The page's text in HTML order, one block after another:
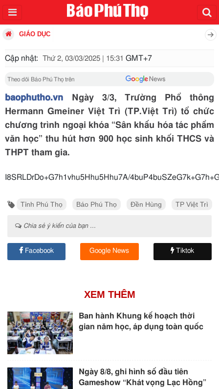
GIÁO DỤC
Cập nhật: Thứ 2, 03/03/2025 | 15:31 GMT+7
Theo dõi Báo Phú Thọ trên
baophutho.vn Ngày 3/3, Trường Phổ thông
Hermann Gmeiner Việt Trì (TP.Việt Trì) tổ chức
chương trình ngoại khóa “Sân khấu hóa tác phẩm
văn học” thu hút hơn 900 học sinh khối THCS và
THPT tham gia.
I8SRLDrDo+G7h1vhu5Hhu5Hhu7A/
Tỉnh Phú Thọ Báo Phú Thọ Đền Hùng TP Việt Trì
Chia sẻ ý kiến của bạn ...
Facebook Google News Tiktok
XEM THÊM
Ban hành Khung kế hoạch thời
gian năm học, áp dụng toàn quốc
Ngày 8/8, ghi hình số đầu tiên
Gameshow “Khát vọng Lạc Hồng”